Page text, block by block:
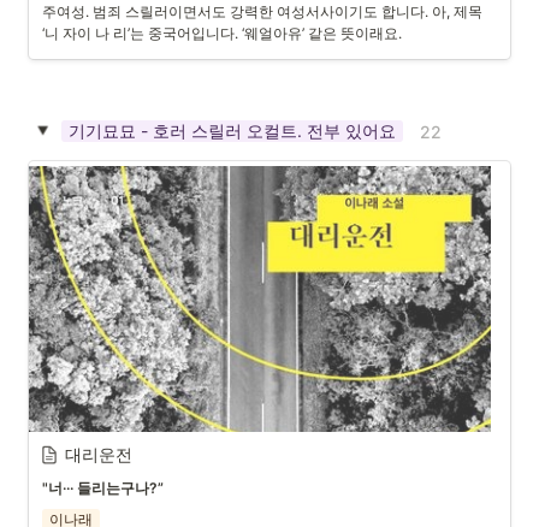
주여성. 범죄 스릴러이면서도 강력한 여성서사이기도 합니다. 아, 제목
‘니 자이 나 리’는 중국어입니다. ‘웨얼아유’ 같은 뜻이래요.
기기묘묘 - 호러 스릴러 오컬트. 전부 있어요 22
대리운전
"너··· 들리는구나?”
이나래